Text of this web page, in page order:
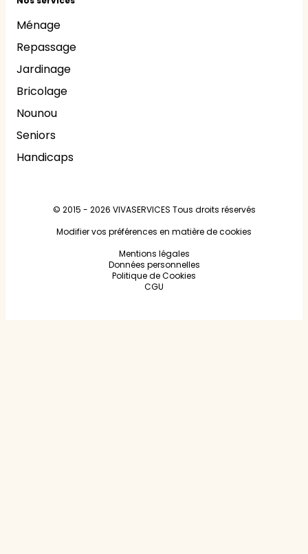
Ménage
Repassage
Jardinage
Bricolage
Nounou
Seniors
Handicaps
© 2015 - 2026 VIVASERVICES Tous droits réservés
Modifier vos préférences en matière de cookies
Mentions légales
Données personnelles
Politique de Cookies
CGU